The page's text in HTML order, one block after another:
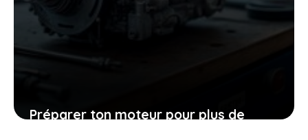
Préparer ton moteur pour plus de